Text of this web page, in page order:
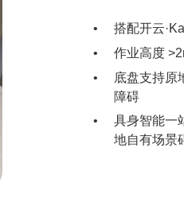
搭配开云
作业高度
底盘支持原
障碍
具身智能一
地自有场景